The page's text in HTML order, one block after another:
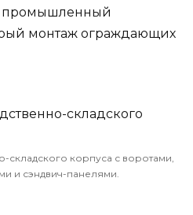
промышленный
монтаж ограждающих
складского корпуса с воротами,
и сэндвич-панелями.